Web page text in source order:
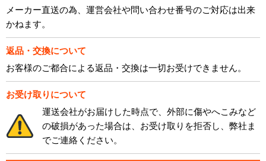
メーカー直送の為、運営会社や問い合わせ番号のご対応は出来
かねます。
返品・交換について
お客様のご都合による返品・交換は一切お受けできません。
お受け取りについて
運送会社がお届けした時点で、外部に傷やへこみなど
の破損があった場合は、お受け取りを拒否し、弊社ま
でご連絡ください。